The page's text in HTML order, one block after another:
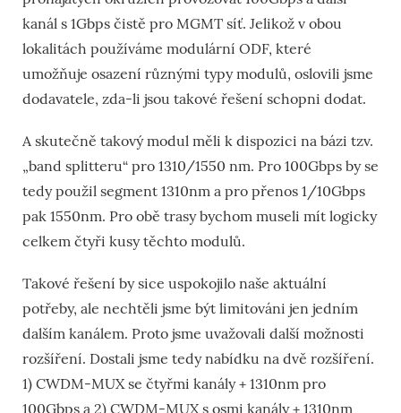
kanál s 1Gbps čistě pro MGMT síť. Jelikož v obou
lokalitách používáme modulární ODF, které
umožňuje osazení různými typy modulů, oslovili jsme
dodavatele, zda-li jsou takové řešení schopni dodat.
A skutečně takový modul měli k dispozici na bázi tzv.
„band splitteru“ pro 1310/1550 nm. Pro 100Gbps by se
tedy použil segment 1310nm a pro přenos 1/10Gbps
pak 1550nm. Pro obě trasy bychom museli mít logicky
celkem čtyři kusy těchto modulů.
Takové řešení by sice uspokojilo naše aktuální
potřeby, ale nechtěli jsme být limitováni jen jedním
dalším kanálem. Proto jsme uvažovali další možnosti
rozšíření. Dostali jsme tedy nabídku na dvě rozšíření.
1) CWDM-MUX se čtyřmi kanály + 1310nm pro
100Gbps a 2) CWDM-MUX s osmi kanály + 1310nm